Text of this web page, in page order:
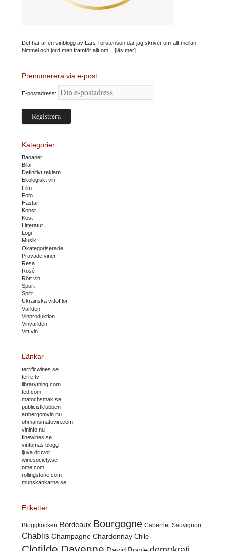
Det här är en vinblogg av Lars Torstenson där jag skriver om allt mellan
himmel och jord men framför allt om... [läs mer]
Prenumerera via e-post
E-postadress:
Kategorier
Bananer
Bilar
Definitivt reklam
Ekologiskt vin
Film
Foto
Hästar
Konst
Kost
Litteratur
Logi
Musik
Okategoriserade
Provade viner
Resa
Rosé
Rött vin
Sport
Sprit
Ukrainska vittofflor
Världen
Vinproduktion
Vinvärlden
Vitt vin
Länkar
terrificwines.se
terre.tv
librarything.com
ted.com
matochsmak.se
publicistklubben
artbergomvin.nu
ohmansmatovin.com
vininfo.nu
finewines.se
vintomas blogg
ljuva druvor
winesociety.se
nme.com
rollingstone.com
munskankarna.se
Etiketter
Bloggkocken Bordeaux Bourgogne Cabernet Sauvignon
Chablis Champagne Chardonnay Chile